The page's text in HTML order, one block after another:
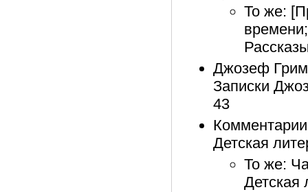
То же:
Джозеф
Записки
43
Детская
То же:
Детская